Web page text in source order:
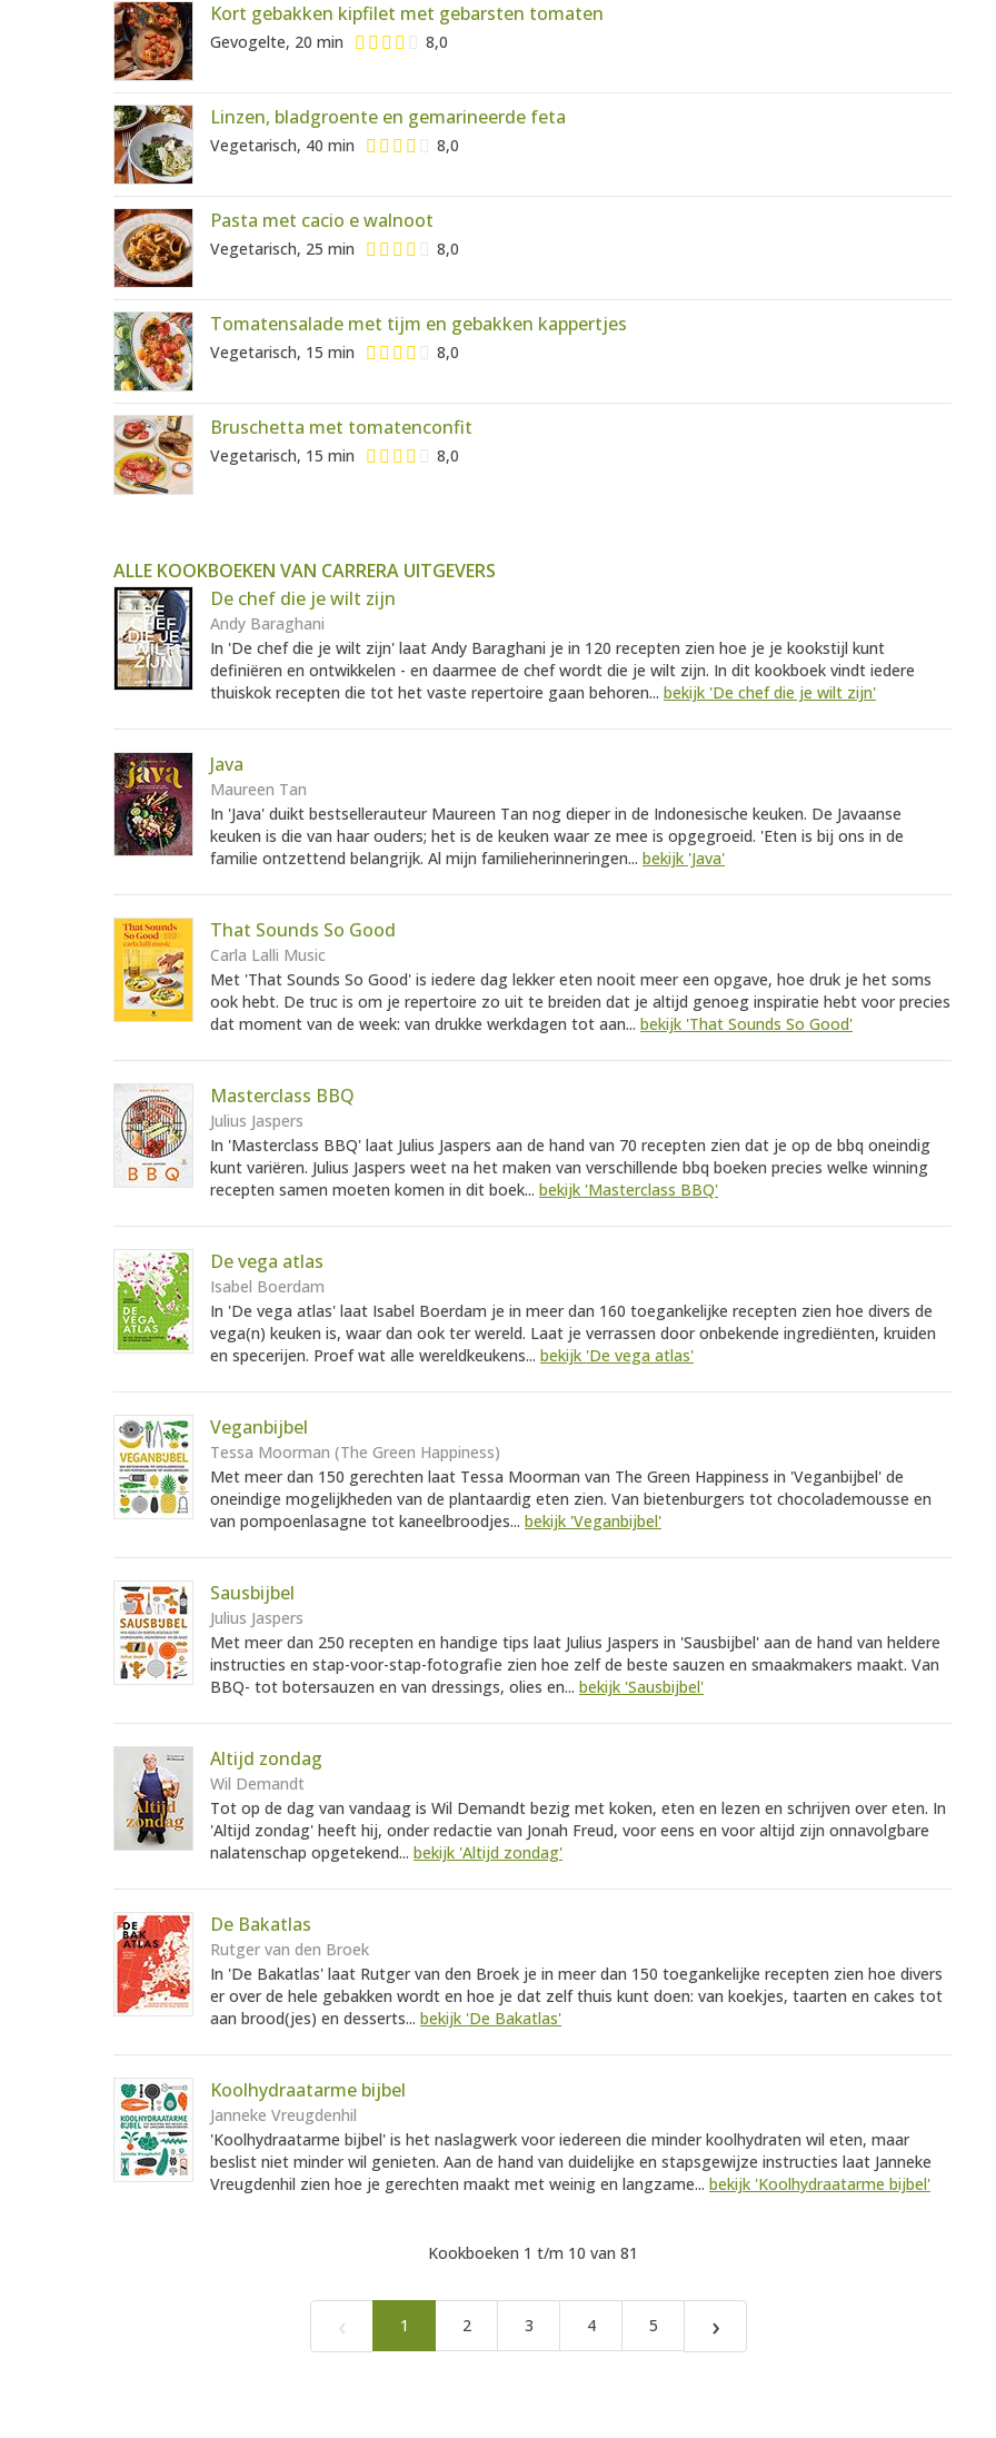
Kort gebakken kipfilet met gebarsten tomaten
Gevogelte, 20 min 8,0
Linzen, bladgroente en gemarineerde feta
Vegetarisch, 40 min 8,0
Pasta met cacio e walnoot
Vegetarisch, 25 min 8,0
Tomatensalade met tijm en gebakken kappertjes
Vegetarisch, 15 min 8,0
Bruschetta met tomatenconfit
Vegetarisch, 15 min 8,0
ALLE KOOKBOEKEN VAN CARRERA UITGEVERS
De chef die je wilt zijn
Andy Baraghani
In 'De chef die je wilt zijn' laat Andy Baraghani je in 120 recepten zien hoe je je kookstijl kunt
definiëren en ontwikkelen - en daarmee de chef wordt die je wilt zijn. In dit kookboek vindt iedere
thuiskok recepten die tot het vaste repertoire gaan behoren... bekijk 'De chef die je wilt zijn'
Java
Maureen Tan
In 'Java' duikt bestsellerauteur Maureen Tan nog dieper in de Indonesische keuken. De Javaanse
keuken is die van haar ouders; het is de keuken waar ze mee is opgegroeid. 'Eten is bij ons in de
familie ontzettend belangrijk. Al mijn familieherinneringen... bekijk 'Java'
That Sounds So Good
Carla Lalli Music
Met 'That Sounds So Good' is iedere dag lekker eten nooit meer een opgave, hoe druk je het soms
ook hebt. De truc is om je repertoire zo uit te breiden dat je altijd genoeg inspiratie hebt voor precies
dat moment van de week: van drukke werkdagen tot aan... bekijk 'That Sounds So Good'
Masterclass BBQ
Julius Jaspers
In 'Masterclass BBQ' laat Julius Jaspers aan de hand van 70 recepten zien dat je op de bbq oneindig
kunt variëren. Julius Jaspers weet na het maken van verschillende bbq boeken precies welke winning
recepten samen moeten komen in dit boek... bekijk 'Masterclass BBQ'
De vega atlas
Isabel Boerdam
In 'De vega atlas' laat Isabel Boerdam je in meer dan 160 toegankelijke recepten zien hoe divers de
vega(n) keuken is, waar dan ook ter wereld. Laat je verrassen door onbekende ingrediënten, kruiden
en specerijen. Proef wat alle wereldkeukens... bekijk 'De vega atlas'
Veganbijbel
Tessa Moorman (The Green Happiness)
Met meer dan 150 gerechten laat Tessa Moorman van The Green Happiness in 'Veganbijbel' de
oneindige mogelijkheden van de plantaardig eten zien. Van bietenburgers tot chocolademousse en
van pompoenlasagne tot kaneelbroodjes... bekijk 'Veganbijbel'
Sausbijbel
Julius Jaspers
Met meer dan 250 recepten en handige tips laat Julius Jaspers in 'Sausbijbel' aan de hand van heldere
instructies en stap-voor-stap-fotografie zien hoe zelf de beste sauzen en smaakmakers maakt. Van
BBQ- tot botersauzen en van dressings, olies en... bekijk 'Sausbijbel'
Altijd zondag
Wil Demandt
Tot op de dag van vandaag is Wil Demandt bezig met koken, eten en lezen en schrijven over eten. In
'Altijd zondag' heeft hij, onder redactie van Jonah Freud, voor eens en voor altijd zijn onnavolgbare
nalatenschap opgetekend... bekijk 'Altijd zondag'
De Bakatlas
Rutger van den Broek
In 'De Bakatlas' laat Rutger van den Broek je in meer dan 150 toegankelijke recepten zien hoe divers
er over de hele gebakken wordt en hoe je dat zelf thuis kunt doen: van koekjes, taarten en cakes tot
aan brood(jes) en desserts... bekijk 'De Bakatlas'
Koolhydraatarme bijbel
Janneke Vreugdenhil
'Koolhydraatarme bijbel' is het naslagwerk voor iedereen die minder koolhydraten wil eten, maar
beslist niet minder wil genieten. Aan de hand van duidelijke en stapsgewijze instructies laat Janneke
Vreugdenhil zien hoe je gerechten maakt met weinig en langzame... bekijk 'Koolhydraatarme bijbel'
Kookboeken 1 t/m 10 van 81
‹ 1 2 3 4 5 ›